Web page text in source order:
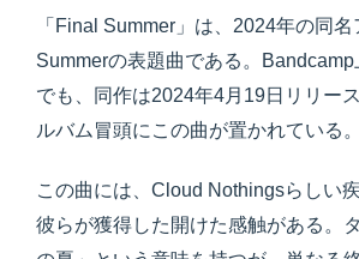
「Final Summer」は、2024年の同名
Summerの表題曲である。
でも、同作は2024年4月19日リリー
ルバム冒頭にこの曲が置かれている
この曲には、Cloud Nothingsらしい
彼らが獲得した開けた感触がある。